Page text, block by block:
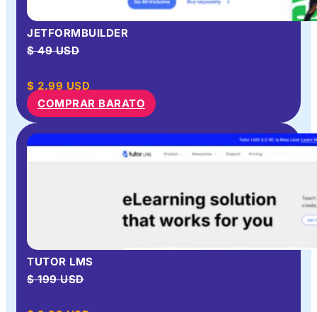
JETFORMBUILDER
$ 49 USD
$ 2.99 USD
COMPRAR BARATO
TUTOR LMS
$ 199 USD